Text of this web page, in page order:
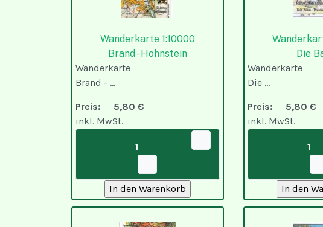
Wanderkarte 1:10000
Brand - Hohnstein
Wanderkarte
Brand - ...
Preis:
5,80 €
inkl. MwSt.
Die
Wanderkarte
Die ...
Preis:
5,80 €
inkl. MwSt.